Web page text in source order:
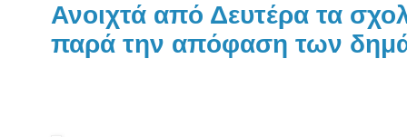
Ανοιχτά από Δευτέρα τα
παρά την απόφαση των